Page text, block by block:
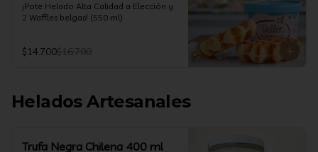
¡Pote Helado Alta Calidad a Elección y
2 Waffles belgas! (550 ml)
$14.700$16.700
Helados Artesanales
Trufa Negra Chilena 400 ml